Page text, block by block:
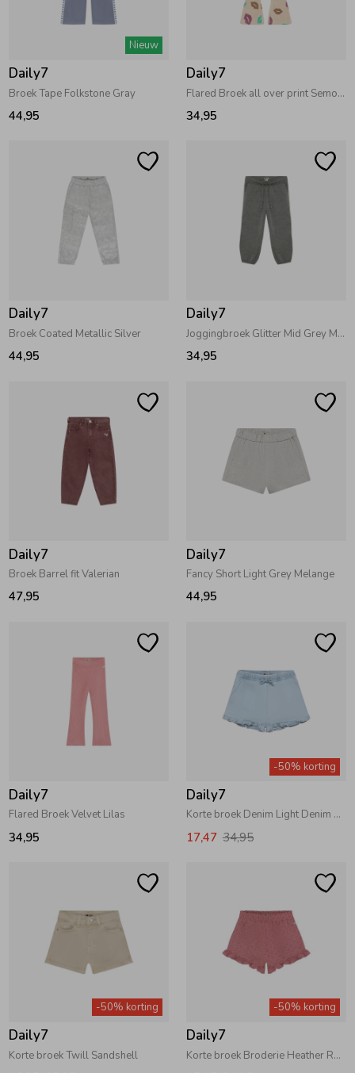
Zwemkleding
Jassen
Overhemden
Colberts & Gilets
Rompers
Regenkleding &-laarzen
Zomeraccessoires
Beenmode
Zwemkleding
Jassen
Overhemden
Jumpsuits
Blazers & Gilets
Rompers
Regenkleding &-laarzen
Zomeraccessoires
Kledingaccessoires
Cadeaubonnen
Haaraccessoires
Babyaccessoires
Verzorgingsproducten
Winteraccessoires
Winterjassen
Zomerjassen
Zwemvesten & Zwembandjes
Winterjassen
Zomerjassen
Nieuw
Daily7
Broek Tape Folkstone Gray
44,95
Daily7
Flared Broek all over print Semolina
34,95
Daily7
Broek Coated Metallic Silver
44,95
Daily7
Joggingbroek Glitter Mid Grey Melange
34,95
Daily7
Broek Barrel fit Valerian
47,95
Daily7
Fancy Short Light Grey Melange
44,95
Daily7
Flared Broek Velvet Lilas
34,95
-50% korting
Daily7
Korte broek Denim Light Denim Blue
17,47 34,95
-50% korting
Daily7
Korte broek Twill Sandshell
-50% korting
Daily7
Korte broek Broderie Heather Rose